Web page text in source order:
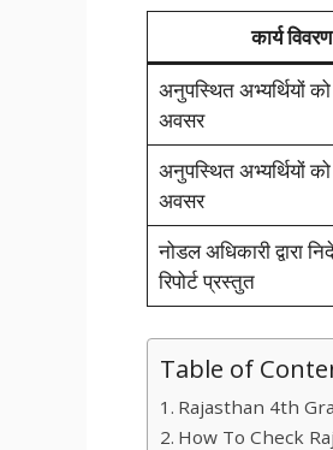
कार्य विवरण
अनुपस्थित अभ्यर्थियों
अवसर
अनुपस्थित अभ्यर्थियों को
अवसर
नोडल अधिकारी द्वारा
रिपोर्ट प्रस्तुत
Table of
Rajasthan 4th
How To Check